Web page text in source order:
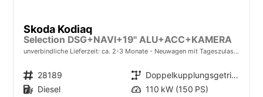
Skoda Kodiaq
Selection DSG+NAVI+19'' ALU+ACC+KAMERA
unverbindliche Lieferzeit: ca. 2-3 Monate Neuwagen mit Tageszulassung
Fahrzeugnr. 28189 Getriebe
Doppelkupplungsgetriebe (DSG)
Kraftstoff Diesel Leistung 110 kW (150 PS)